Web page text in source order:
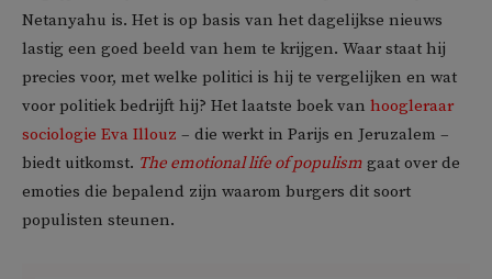
Netanyahu is. Het is op basis van het dagelijkse nieuws
lastig een goed beeld van hem te krijgen. Waar staat hij
precies voor, met welke politici is hij te vergelijken en wat
voor politiek bedrijft hij? Het laatste boek van hoogleraar
sociologie Eva Illouz – die werkt in Parijs en Jeruzalem –
biedt uitkomst. The emotional life of populism gaat over de
emoties die bepalend zijn waarom burgers dit soort
populisten steunen.